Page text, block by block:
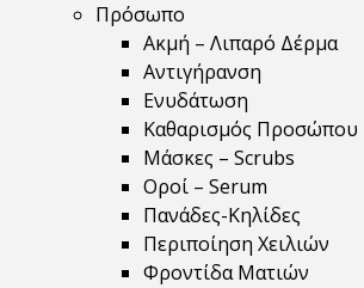
Πρόσωπο
Ακμή – Λιπαρό Δέρμα
Αντιγήρανση
Ενυδάτωση
Καθαρισμός Προσώπου
Μάσκες – Scrubs
Οροί – Serum
Πανάδες-Κηλίδες
Περιποίηση Χειλιών
Φροντίδα Ματιών